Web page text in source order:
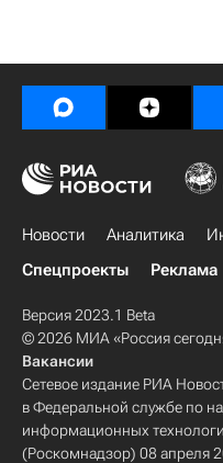
Новости Аналитика
Спецпроекты
Реклама
Версия 2023.1 Beta
© 2026 МИА «Россия
Вакансии
Сетевое издание РИА
в Федеральной службе по
информационных
(Роскомнадзор) 08 апреля